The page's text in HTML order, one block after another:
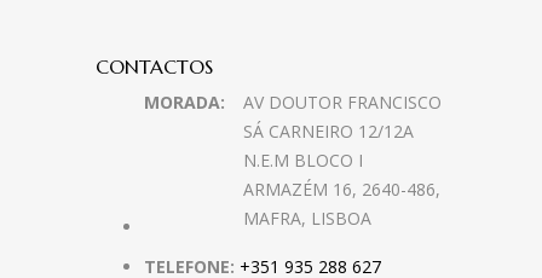
CONTACTOS
MORADA:
AV DOUTOR FRANCISCO
SÁ CARNEIRO 12/12A
N.E.M BLOCO I
ARMAZÉM 16, 2640-486,
MAFRA, LISBOA
TELEFONE: +351 935 288 627